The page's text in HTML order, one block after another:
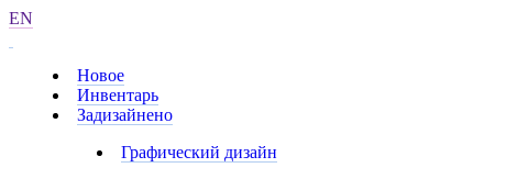
EN
Новое
Инвентарь
Задизайнено
Графический дизайн